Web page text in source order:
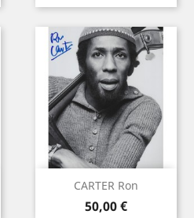
CARTER Ron
Prix
50,00 €